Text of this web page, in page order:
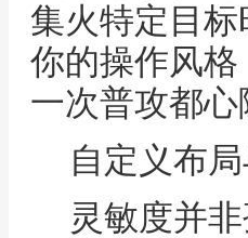
集火特定目
你的操作风
一次普攻都心
自定义布
灵敏度并